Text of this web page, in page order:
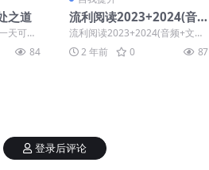
之道
天可能
珠
，... 84
流利阅读2023+2024(音
频+文档)，读英文，看世
界，更新至5月29日
流利阅读2023+2024(音频+文
档)，读英文，看世界，更新至5
月29日 ├─...
2 年前 0 87
登录后评论